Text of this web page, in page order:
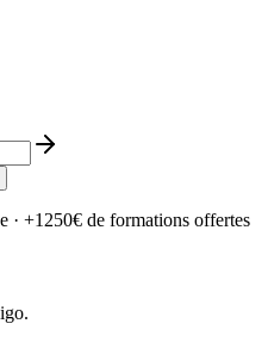
· +1250€ de formations offertes